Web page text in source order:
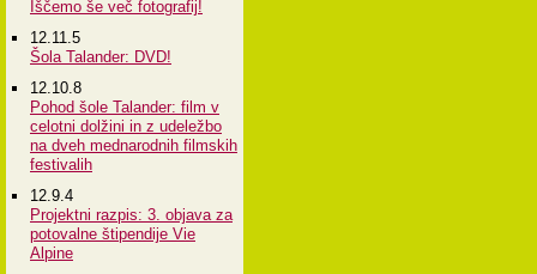
Iščemo še več fotografij!
12.11.5
Šola Talander: DVD!
12.10.8
Pohod šole Talander: film v
celotni dolžini in z udeležbo
na dveh mednarodnih filmskih
festivalih
12.9.4
Projektni razpis: 3. objava za
potovalne štipendije Vie
Alpine